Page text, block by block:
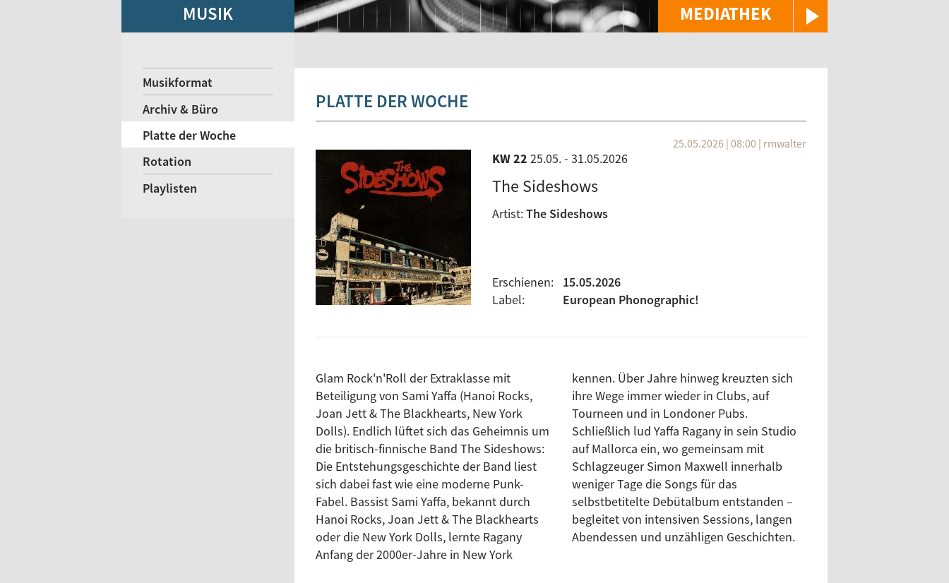
MEDIATHEK
PLATTE DER WOCHE
25.05.2026 | 08:00 | rmwalter
KW 22 25.05. - 31.05.2026
The Sideshows
Artist:The Sideshows
Erschienen:
15.05.2026
Label:
European Phonographic!
Glam Rock'n'Roll der Extraklasse mit
Beteiligung von Sami Yaffa (Hanoi Rocks,
Joan Jett & The Blackhearts, New York
Dolls). Endlich lüftet sich das Geheimnis um
die britisch-finnische Band The Sideshows:
Die Entstehungsgeschichte der Band liest
sich dabei fast wie eine moderne Punk-
Fabel. Bassist Sami Yaffa, bekannt durch
Hanoi Rocks, Joan Jett & The Blackhearts
oder die New York Dolls, lernte Ragany
Anfang der 2000er-Jahre in New York
kennen. Über Jahre hinweg kreuzten sich
ihre Wege immer wieder in Clubs, auf
Tourneen und in Londoner Pubs.
Schließlich lud Yaffa Ragany in sein Studio
auf Mallorca ein, wo gemeinsam mit
Schlagzeuger Simon Maxwell innerhalb
weniger Tage die Songs für das
selbstbetitelte Debütalbum entstanden –
begleitet von intensiven Sessions, langen
Abendessen und unzähligen Geschichten.
MUSIK
Musikformat
Archiv & Büro
Platte der Woche
Rotation
Playlisten